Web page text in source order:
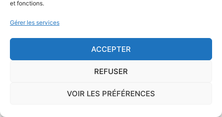
et fonctions.
Gérer les services
ACCEPTER
REFUSER
VOIR LES PRÉFÉRENCES
nuisances dues aux mérules lors de la construction
du logement, il convient de respecter certaines
règles comme l'utilisation des bois secs, le fait
d'éviter autant que possible lecontact direct entre
, de s'assurer de l'étanchéité des
façades et toitures, de prévoir des aérations en